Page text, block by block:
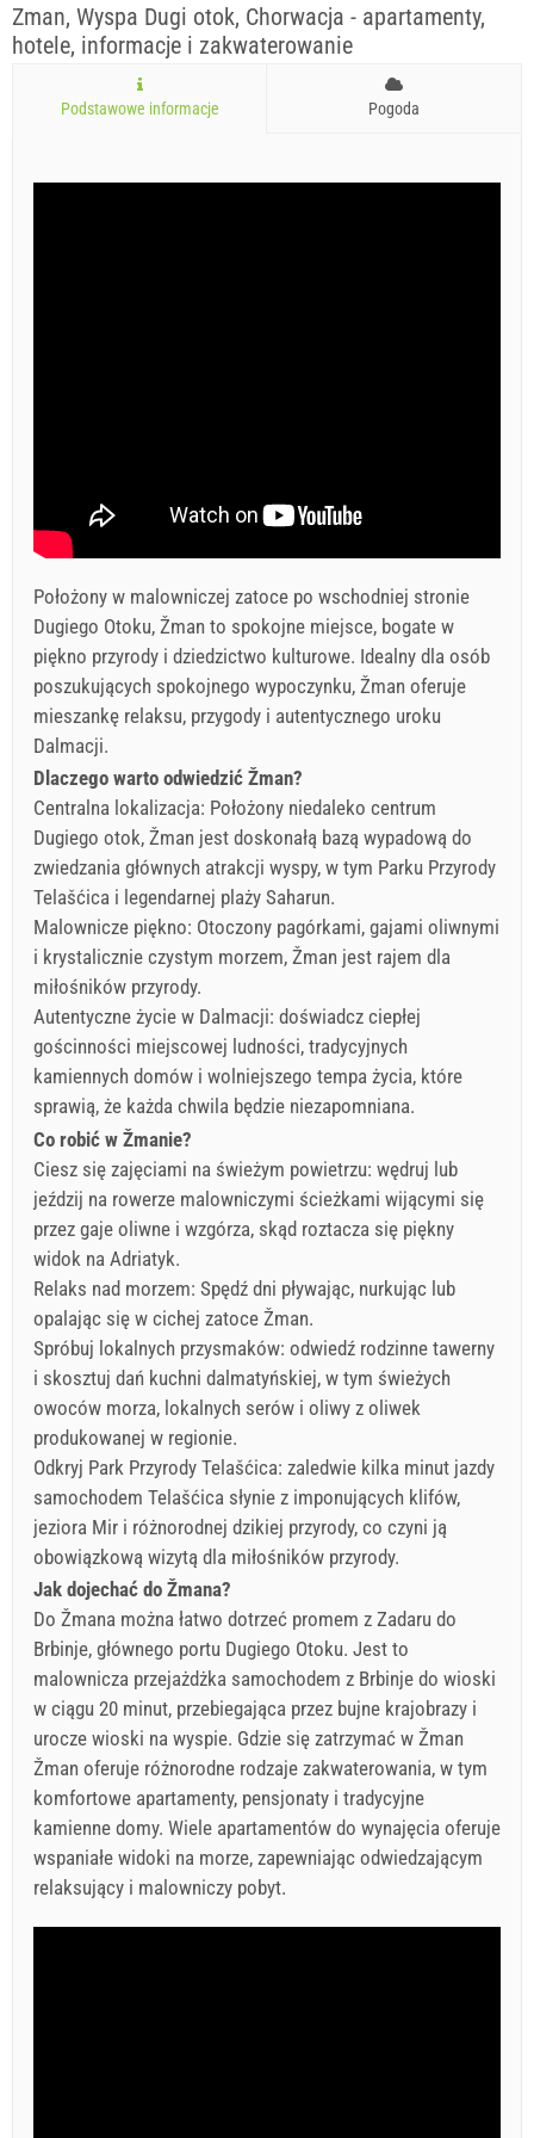
Zman, Wyspa Dugi otok, Chorwacja - apartamenty,
hotele, informacje i zakwaterowanie
Podstawowe informacje Pogoda
Położony w malowniczej zatoce po wschodniej stronie
Dugiego Otoku, Žman to spokojne miejsce, bogate w
piękno przyrody i dziedzictwo kulturowe. Idealny dla osób
poszukujących spokojnego wypoczynku, Žman oferuje
mieszankę relaksu, przygody i autentycznego uroku
Dalmacji.
Dlaczego warto odwiedzić Žman?
Centralna lokalizacja: Położony niedaleko centrum
Dugiego otok, Žman jest doskonałą bazą wypadową do
zwiedzania głównych atrakcji wyspy, w tym Parku Przyrody
Telašćica i legendarnej plaży Saharun.
Malownicze piękno: Otoczony pagórkami, gajami oliwnymi
i krystalicznie czystym morzem, Žman jest rajem dla
miłośników przyrody.
Autentyczne życie w Dalmacji: doświadcz ciepłej
gościnności miejscowej ludności, tradycyjnych
kamiennych domów i wolniejszego tempa życia, które
sprawią, że każda chwila będzie niezapomniana.
Co robić w Žmanie?
Ciesz się zajęciami na świeżym powietrzu: wędruj lub
jeździj na rowerze malowniczymi ścieżkami wijącymi się
przez gaje oliwne i wzgórza, skąd roztacza się piękny
widok na Adriatyk.
Relaks nad morzem: Spędź dni pływając, nurkując lub
opalając się w cichej zatoce Žman.
Spróbuj lokalnych przysmaków: odwiedź rodzinne tawerny
i skosztuj dań kuchni dalmatyńskiej, w tym świeżych
owoców morza, lokalnych serów i oliwy z oliwek
produkowanej w regionie.
Odkryj Park Przyrody Telašćica: zaledwie kilka minut jazdy
samochodem Telašćica słynie z imponujących klifów,
jeziora Mir i różnorodnej dzikiej przyrody, co czyni ją
obowiązkową wizytą dla miłośników przyrody.
Jak dojechać do Žmana?
Do Žmana można łatwo dotrzeć promem z Zadaru do
Brbinje, głównego portu Dugiego Otoku. Jest to
malownicza przejażdżka samochodem z Brbinje do wioski
w ciągu 20 minut, przebiegająca przez bujne krajobrazy i
urocze wioski na wyspie. Gdzie się zatrzymać w Žman
Žman oferuje różnorodne rodzaje zakwaterowania, w tym
komfortowe apartamenty, pensjonaty i tradycyjne
kamienne domy. Wiele apartamentów do wynajęcia oferuje
wspaniałe widoki na morze, zapewniając odwiedzającym
relaksujący i malowniczy pobyt.